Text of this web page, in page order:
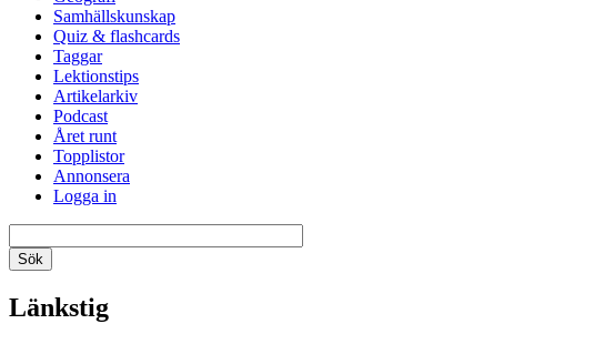
Samhällskunskap
Quiz & flashcards
Taggar
Lektionstips
Artikelarkiv
Podcast
Året runt
Topplistor
Annonsera
Logga in
Länkstig